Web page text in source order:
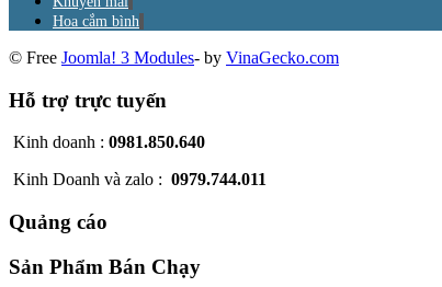
Hoa cắm bình
© Free Joomla! 3 Modules- by VinaGecko.com
Hỗ trợ trực tuyến
Kinh doanh : 0981.850.640
Kinh Doanh và zalo : 0979.744.011
Quảng cáo
Sản Phẩm Bán Chạy